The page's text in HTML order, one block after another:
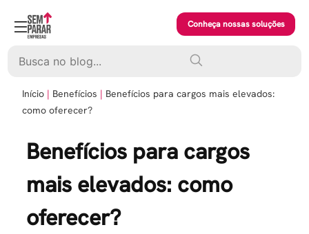
content
Conheça nossas soluções
Início Benefícios
Benefícios para cargos mais elevados:
como oferecer?
Benefícios para cargos
mais elevados: como
oferecer?